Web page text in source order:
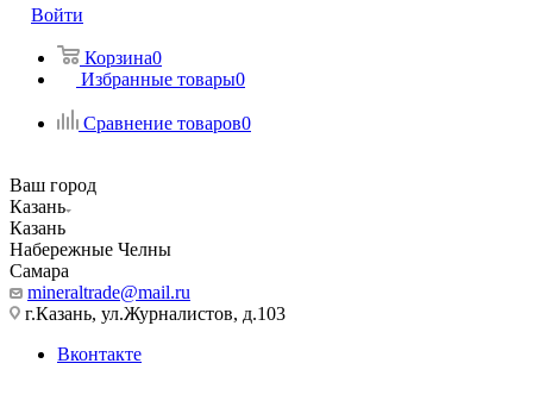
Войти
Корзина0
Избранные товары0
Сравнение товаров0
Ваш город
Казань
Казань
Набережные Челны
Самара
mineraltrade@mail.ru
г.Казань, ул.Журналистов, д.103
Вконтакте